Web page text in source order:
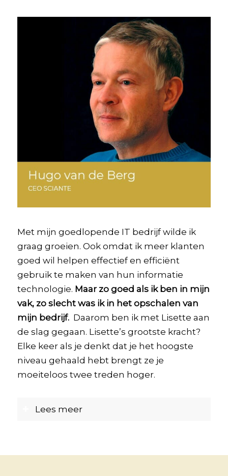
Met mijn goedlopende IT bedrijf wilde ik
graag groeien. Ook omdat ik meer klanten
goed wil helpen effectief en efficiënt
gebruik te maken van hun informatie
technologie. Maar zo goed als ik ben in mijn
vak, zo slecht was ik in het opschalen van
mijn bedrijf.Daarom ben ik met Lisette aan
de slag gegaan. Lisette’s grootste kracht?
Elke keer als je denkt dat je het hoogste
niveau gehaald hebt brengt ze je
moeiteloos twee treden hoger.
Lees meer